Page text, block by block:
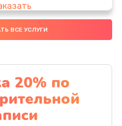
залития
руб.
ВСЕ УСЛУГИ
20% по